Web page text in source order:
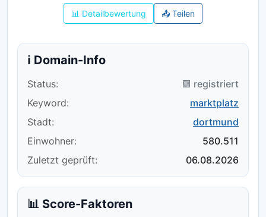
📊 Detailbewertung 📤 Teilen
ℹ️ Domain-Info
Status:
🟪 registriert
Keyword:
marktplatz
Stadt:
dortmund
Einwohner:
580.511
Zuletzt geprüft:
06.08.2026
📊 Score-Faktoren